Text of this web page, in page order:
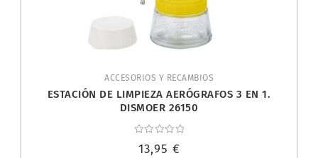
ACCESORIOS Y RECAMBIOS
ESTACIÓN DE LIMPIEZA AERÓGRAFOS 3 EN 1.
DISMOER 26150
con
13,95 €